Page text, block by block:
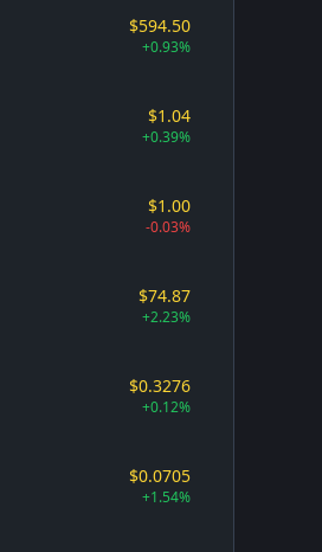
$594.50
+0.93%
$1.04
+0.39%
$1.00
-0.03%
$74.87
+2.23%
$0.3276
+0.12%
$0.0705
+1.54%